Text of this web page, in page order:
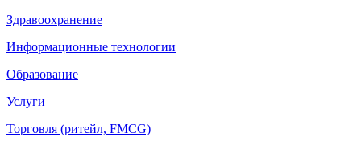
Здравоохранение
Информационные технологии
Образование
Услуги
Торговля (ритейл, FMCG)